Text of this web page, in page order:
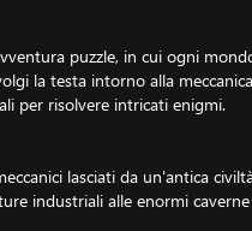
puzzle, in cui ogni
la testa intorno alla
per risolvere intricati enigmi.
lasciati da un'antica
industriali alle enormi